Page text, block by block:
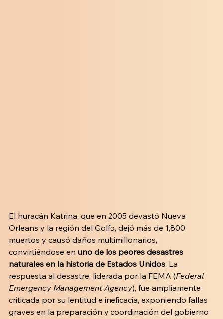
El huracán Katrina, que en 2005 devastó Nueva
Orleans y la región del Golfo, dejó más de 1,800
muertos y causó daños multimillonarios,
convirtiéndose en uno de los peores desastres
naturales en la historia de Estados Unidos. La
respuesta al desastre, liderada por la FEMA (Federal
Emergency Management Agency), fue ampliamente
criticada por su lentitud e ineficacia, exponiendo fallas
graves en la preparación y coordinación del gobierno